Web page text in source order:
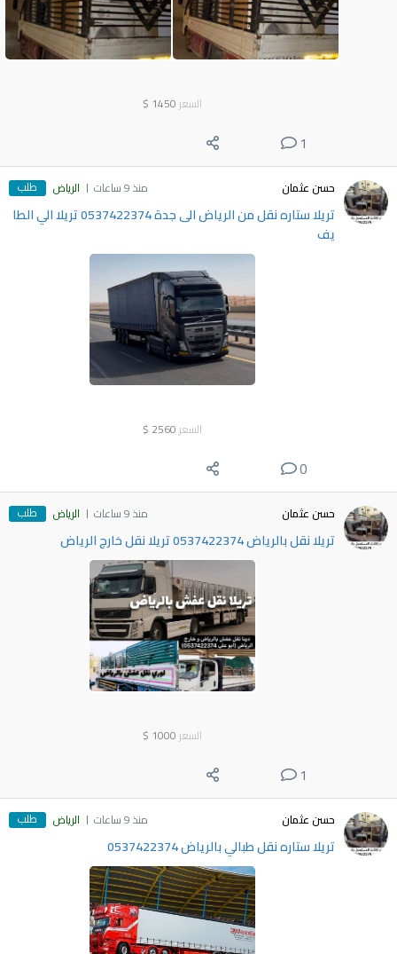
السعر 1450
$
1
حسن عثمان منذ 9 ساعات الرياض طلب
تريلا ستاره نقل من الرياض الى جدة 0537422374 تريلا الي الطا
يف
السعر 2560
$
0
حسن عثمان منذ 9 ساعات الرياض طلب
تريلا نقل بالرياض 0537422374 تريلا نقل خارج الرياض
السعر 1000
$
1
حسن عثمان منذ 9 ساعات الرياض طلب
تريلا ستاره نقل طبالي بالرياض 0537422374